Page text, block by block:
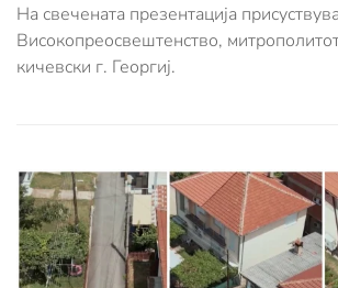
На свечената презентација
Високопреосвештенство,
кичевски г. Георгиј.